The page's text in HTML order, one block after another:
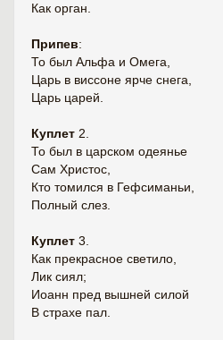
Как орган.
Припев:
То был Альфа и Омега,
Царь в виссоне ярче снега,
Царь царей.
Куплет 2.
То был в царском одеянье
Сам Христос,
Кто томился в Гефсиманьи,
Полный слез.
Куплет 3.
Как прекрасное светило,
Лик сиял;
Иоанн пред вышней силой
В страхе пал.